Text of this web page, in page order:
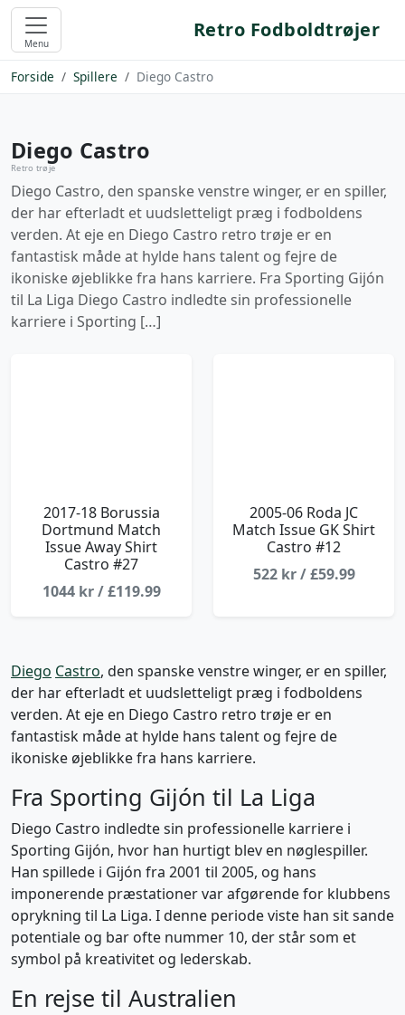
Menu
Retro Fodboldtrøjer
Forside Spillere Diego Castro
Diego Castro
Retro trøje
Diego Castro, den spanske venstre winger, er en spiller,
der har efterladt et uudsletteligt præg i fodboldens
verden. At eje en Diego Castro retro trøje er en
fantastisk måde at hylde hans talent og fejre de
ikoniske øjeblikke fra hans karriere. Fra Sporting Gijón
til La Liga Diego Castro indledte sin professionelle
karriere i Sporting […]
2017-18 Borussia
Dortmund Match
Issue Away Shirt
Castro #27
1044 kr / £119.99
2005-06 Roda JC
Match Issue GK Shirt
Castro #12
522 kr / £59.99
Diego Castro, den spanske venstre winger, er en spiller,
der har efterladt et uudsletteligt præg i fodboldens
verden. At eje en Diego Castro retro trøje er en
fantastisk måde at hylde hans talent og fejre de
ikoniske øjeblikke fra hans karriere.
Fra Sporting Gijón til La Liga
Diego Castro indledte sin professionelle karriere i
Sporting Gijón, hvor han hurtigt blev en nøglespiller.
Han spillede i Gijón fra 2001 til 2005, og hans
imponerende præstationer var afgørende for klubbens
oprykning til La Liga. I denne periode viste han sit sande
potentiale og bar ofte nummer 10, der står som et
symbol på kreativitet og lederskab.
En rejse til Australien